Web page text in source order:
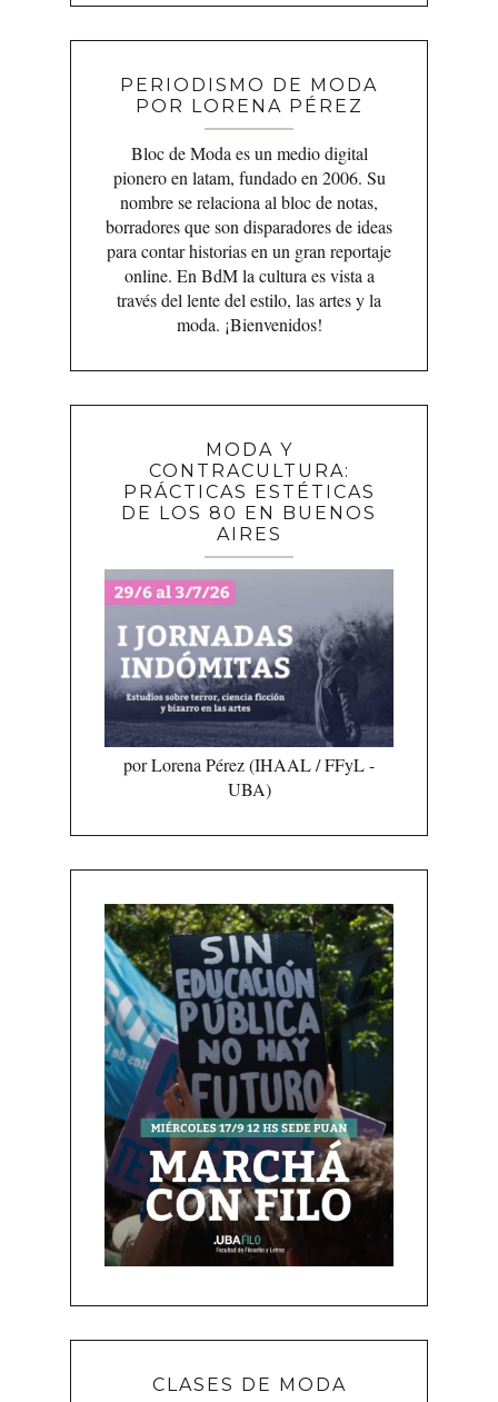
PERIODISMO DE MODA
POR LORENA PÉREZ
Bloc de Moda es un medio digital
pionero en latam, fundado en 2006. Su
nombre se relaciona al bloc de notas,
borradores que son disparadores de ideas
para contar historias en un gran reportaje
online. En BdM la cultura es vista a
través del lente del estilo, las artes y la
moda. ¡Bienvenidos!
MODA Y
CONTRACULTURA:
PRÁCTICAS ESTÉTICAS
DE LOS 80 EN BUENOS
AIRES
por Lorena Pérez (IHAAL / FFyL -
UBA)
CLASES DE MODA